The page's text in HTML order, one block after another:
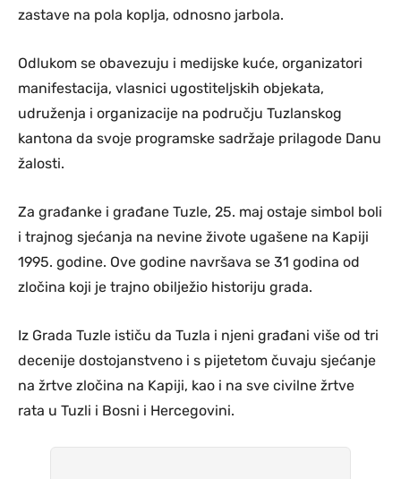
zastave na pola koplja, odnosno jarbola.
Odlukom se obavezuju i medijske kuće, organizatori
manifestacija, vlasnici ugostiteljskih objekata,
udruženja i organizacije na području Tuzlanskog
kantona da svoje programske sadržaje prilagode Danu
žalosti.
Za građanke i građane Tuzle, 25. maj ostaje simbol boli
i trajnog sjećanja na nevine živote ugašene na Kapiji
1995. godine. Ove godine navršava se 31 godina od
zločina koji je trajno obilježio historiju grada.
Iz Grada Tuzle ističu da Tuzla i njeni građani više od tri
decenije dostojanstveno i s pijetetom čuvaju sjećanje
na žrtve zločina na Kapiji, kao i na sve civilne žrtve
rata u Tuzli i Bosni i Hercegovini.